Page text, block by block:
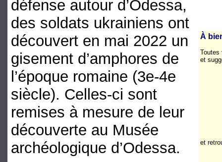
défense autour d’Odessa,
des soldats ukrainiens ont
découvert en mai 2022 un
gisement d’amphores de
l’époque romaine (3e-4e
siècle). Celles-ci sont
remises à mesure de leur
découverte au Musée
archéologique d’Odessa.
À
Toutes
et
et